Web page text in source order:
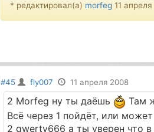
* редактировал(а) morfeg11
#45 fly007 11 апреля 2008
2 Morfeg ну ты даёшь
Там
Всё через 1 пойдёт, или
2 qwerty666 а ты уверен что